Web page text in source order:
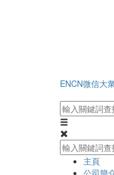
ENCN微信大
主頁
公司簡